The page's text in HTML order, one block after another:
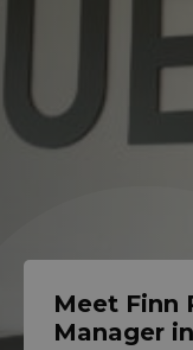
Meet Finn
Manager